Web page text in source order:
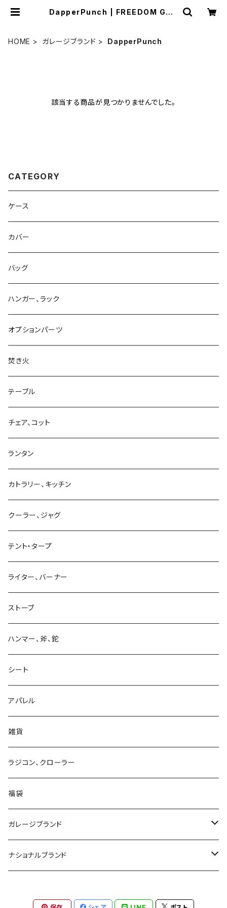
DapperPunch | FREEDOM GAR
HOME ガレージブランド DapperPunch
該当する商品が見つかりませんでした。
CATEGORY
ケース
カバー
バッグ
ハンガー、ラック
オプションパーツ
焚き火
テーブル
チェア、コット
ランタン
カトラリー、キッチン
クーラー、ジャグ
テント・タープ
ライター、バーナー
ストーブ
ハンマー、斧、鉈
シート
アパレル
雑貨
ラジコン、クローラー
福袋
ガレージブランド
MAAGZ
ナショナルブランド